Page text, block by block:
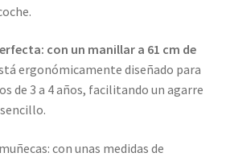
con un manillar a 61 cm de
ergonómicamente diseñado para
de 3 a 4 años, facilitando un agarre
con unas medidas de